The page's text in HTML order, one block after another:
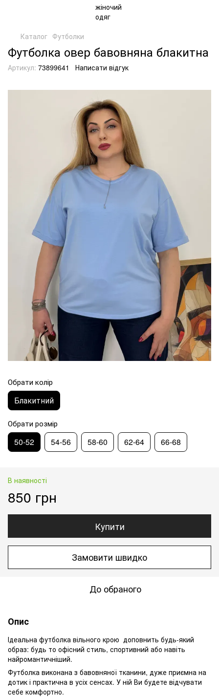
Каталог Футболки
Футболка овер бавовняна блакитна
Артикул: 73899641 Написати відгук
Обрати колір
Блакитний
Обрати розмір
50-52 54-56 58-60 62-64 66-68
В наявності
850 грн
Купити
Замовити швидко
До обраного
Опис
Ідеальна футболка вільного крою доповнить будь-який
образ: будь то офісний стиль, спортивний або навіть
найромантичніший.
Футболка виконана з бавовняної тканини, дуже приємна на
дотик і практична в усіх сенсах. У ній Ви будете відчувати
себе комфортно.